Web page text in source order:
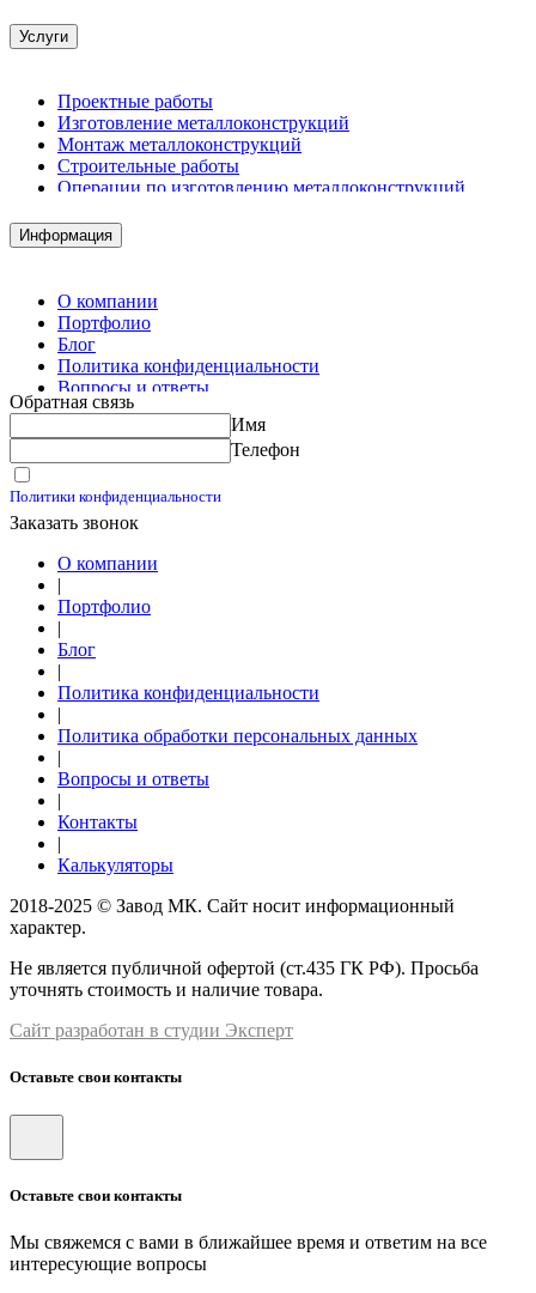
Услуги
Проектные работы
Изготовление металлоконструкций
Монтаж металлоконструкций
Строительные работы
Операции по изготовлению металлоконструкций
Комплектация металлопроката
Изготовление винтовых свай
Информация
О компании
Портфолио
Блог
Политика конфиденциальности
Вопросы и ответы
Контакты
Обратная связь
Имя
Телефон
Политики конфиденциальности
Заказать звонок
О компании
|
Портфолио
|
Блог
|
Политика конфиденциальности
|
Политика обработки персональных данных
|
Вопросы и ответы
|
Контакты
|
Калькуляторы
2018-2025 © Завод МК. Сайт носит информационный
характер.
Не является публичной офертой (ст.435 ГК РФ). Просьба
уточнять стоимость и наличие товара.
Сайт разработан в студии Эксперт
Оставьте свои контакты
Оставьте свои контакты
Мы свяжемся с вами в ближайшее время и ответим на все
интересующие вопросы